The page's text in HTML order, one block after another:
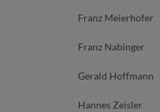
Franz Meierhofer
Franz Nabinger
Gerald Hoffmann
Hannes Zeisler